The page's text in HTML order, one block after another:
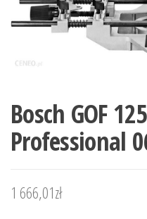
Bosch GOF
Professional
1 666,01zł